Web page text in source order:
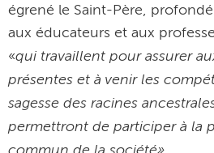
égrené le Saint-Père,
aux éducateurs et aux
«qui travaillent pour assurer
présentes et à venir les
sagesse des racines
permettront de participer à la